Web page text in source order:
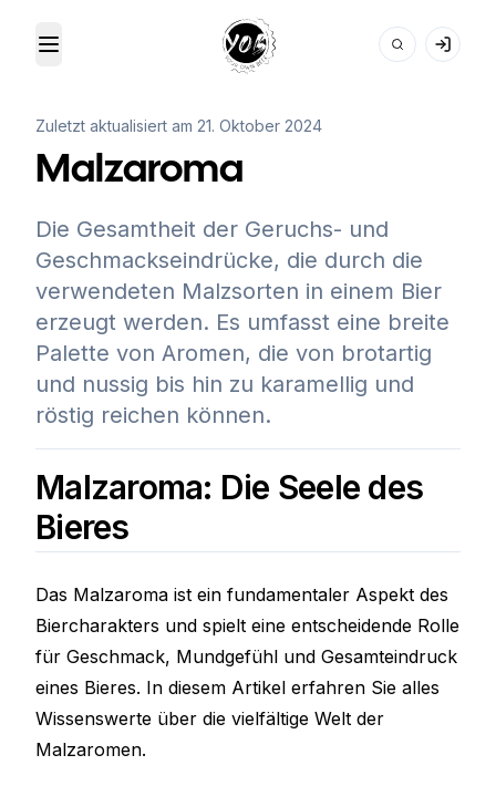
Toggle Menu Your Own Beer
Zuletzt aktualisiert am 21. Oktober 2024
Malzaroma
Die Gesamtheit der Geruchs- und
Geschmackseindrücke, die durch die
verwendeten Malzsorten in einem Bier
erzeugt werden. Es umfasst eine breite
Palette von Aromen, die von brotartig
und nussig bis hin zu karamellig und
röstig reichen können.
Malzaroma: Die Seele des
Bieres
Das Malzaroma ist ein fundamentaler Aspekt des
Biercharakters und spielt eine entscheidende Rolle
für Geschmack, Mundgefühl und Gesamteindruck
eines Bieres. In diesem Artikel erfahren Sie alles
Wissenswerte über die vielfältige Welt der
Malzaromen.